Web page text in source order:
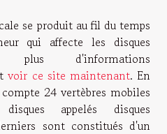
se produit au fil du temps
qui affecte les disques
plus d'informations
voir ce site maintenant. En
24 vertèbres mobiles
appelés disques
sont constitués d'un